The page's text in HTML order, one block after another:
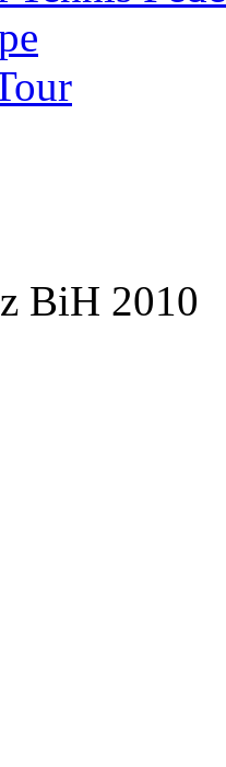
BiH 2010